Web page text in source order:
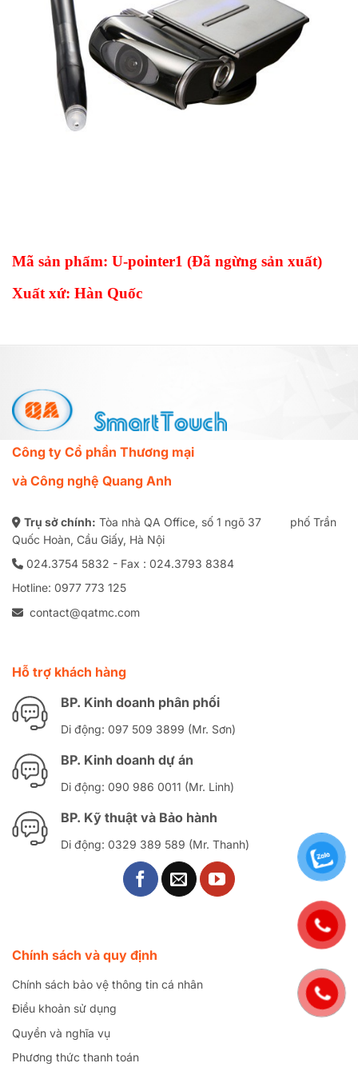
Mã sản phẩm: U-pointer1 (Đã ngừng sản xuất)
Xuất xứ: Hàn Quốc
Công ty Cổ phần Thương mại
và Công nghệ Quang Anh
Trụ sở chính: Tòa nhà QA Office, số 1 ngõ 37 phố Trần
Quốc Hoàn, Cầu Giấy, Hà Nội
024.3754 5832 - Fax : 024.3793 8384
Hotline: 0977 773 125
contact@qatmc.com
Hỗ trợ khách hàng
BP. Kinh doanh phân phối
Di động: 097 509 3899 (Mr. Sơn)
BP. Kinh doanh dự án
Di động: 090 986 0011 (Mr. Linh)
BP. Kỹ thuật và Bảo hành
Di động: 0329 389 589 (Mr. Thanh)
Chính sách và quy định
Chính sách bảo vệ thông tin cá nhân
Điều khoản sử dụng
Quyền và nghĩa vụ
Phương thức thanh toán